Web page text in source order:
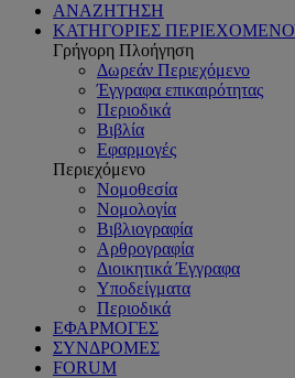
ΑΝΑΖΗΤΗΣΗ
ΚΑΤΗΓΟΡΙΕΣ
Γρήγορη Πλοήγηση
Δωρεάν Περιεχόμενο
Έγγραφα επικαιρότητας
Περιοδικά
Βιβλία
Εφαρμογές
Περιεχόμενο
Νομοθεσία
Νομολογία
Βιβλιογραφία
Αρθρογραφία
Διοικητικά Έγγραφα
Υποδείγματα
Περιοδικά
ΕΦΑΡΜΟΓΕΣ
ΣΥΝΔΡΟΜΕΣ
FORUM